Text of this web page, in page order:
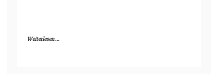
Weiterlesen ...